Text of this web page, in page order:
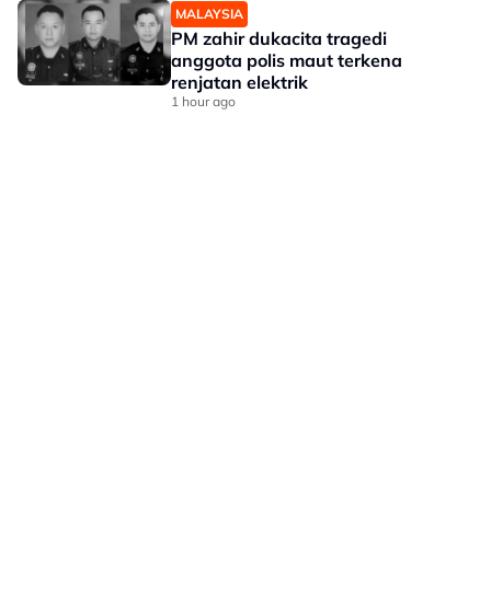
MALAYSIA
PM zahir dukacita tragedi
anggota polis maut terkena
renjatan elektrik
1 hour ago